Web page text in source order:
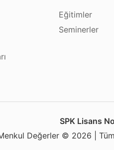
Eğitimler
Seminerler
SPK Lisans
Değerler © 2026 | Tüm